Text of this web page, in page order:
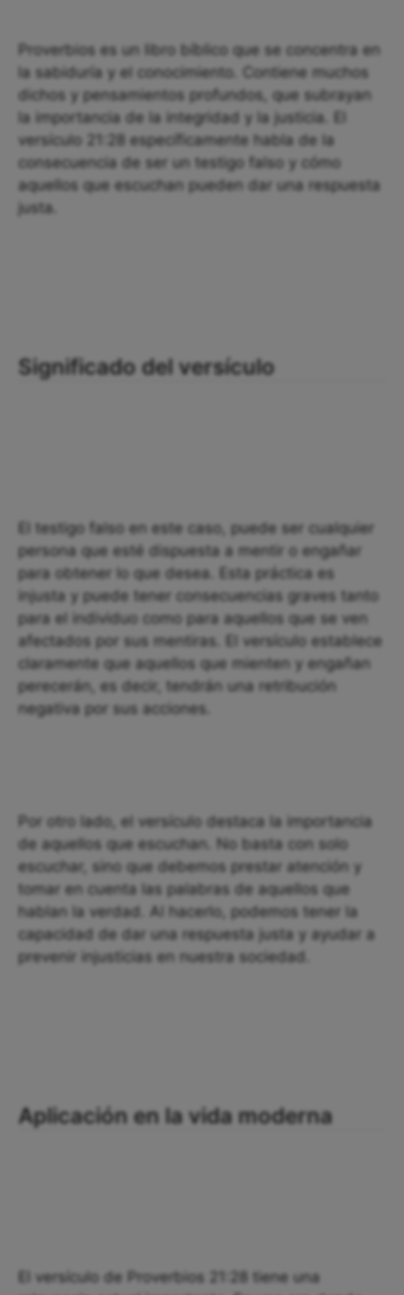
Proverbios es un libro bíblico que se concentra en
la sabiduría y el conocimiento. Contiene muchos
dichos y pensamientos profundos, que subrayan
la importancia de la integridad y la justicia. El
versículo 21:28 específicamente habla de la
consecuencia de ser un testigo falso y cómo
aquellos que escuchan pueden dar una respuesta
justa.
Significado del versículo
El testigo falso en este caso, puede ser cualquier
persona que esté dispuesta a mentir o engañar
para obtener lo que desea. Esta práctica es
injusta y puede tener consecuencias graves tanto
para el individuo como para aquellos que se ven
afectados por sus mentiras. El versículo establece
claramente que aquellos que mienten y engañan
perecerán, es decir, tendrán una retribución
negativa por sus acciones.
Por otro lado, el versículo destaca la importancia
de aquellos que escuchan. No basta con solo
escuchar, sino que debemos prestar atención y
tomar en cuenta las palabras de aquellos que
hablan la verdad. Al hacerlo, podemos tener la
capacidad de dar una respuesta justa y ayudar a
prevenir injusticias en nuestra sociedad.
Aplicación en la vida moderna
El versículo de Proverbios 21:28 tiene una